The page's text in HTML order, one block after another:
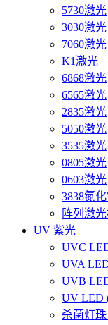
5730激光
3030激光
7060激光
K1激光
6868激光
6565激光
2835激光
5050激光
3535激光
0805激光
0603激光
3838氮
阵列激
UV 紫光
UVC
UVA
UVB
UV LED
杀菌灯